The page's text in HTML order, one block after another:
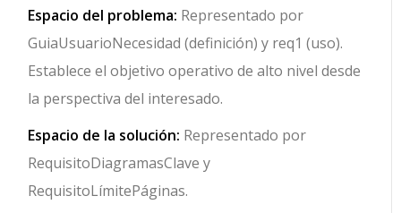
Espacio del problema: Representado por
GuiaUsuarioNecesidad (definición) y req1 (uso).
Establece el objetivo operativo de alto nivel desde
la perspectiva del interesado.
Espacio de la solución: Representado por
RequisitoDiagramasClave y
RequisitoLímitePáginas.